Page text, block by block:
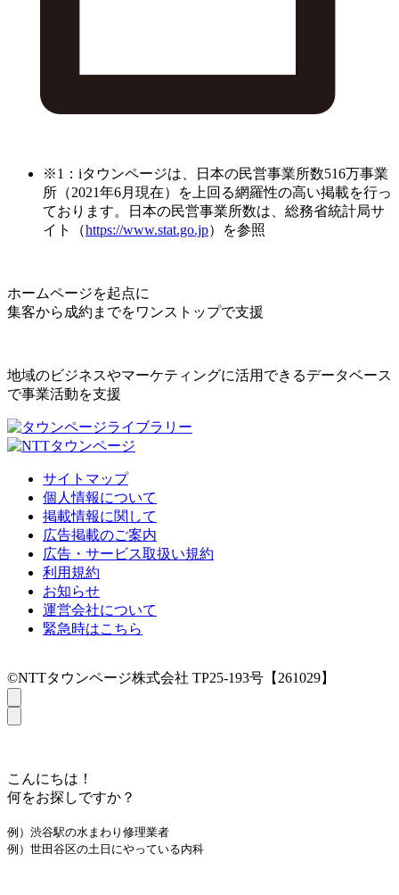
※1：iタウンページは、日本の民営事業所数516万事業
所（2021年6月現在）を上回る網羅性の高い掲載を行っ
ております。日本の民営事業所数は、総務省統計局サ
イト（https://www.stat.go.jp）を参照
ホームページを起点に
集客から成約までをワンストップで支援
地域のビジネスやマーケティングに活用できるデータベース
で事業活動を支援
サイトマップ
個人情報について
掲載情報に関して
広告掲載のご案内
広告・サービス取扱い規約
利用規約
お知らせ
運営会社について
緊急時はこちら
©NTTタウンページ株式会社 TP25-193号【261029】
こんにちは！
何をお探しですか？
例）渋谷駅の水まわり修理業者
例）世田谷区の土日にやっている内科